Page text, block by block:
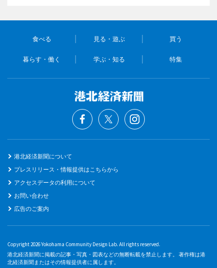
食べる 見る・遊ぶ 買う
暮らす・働く 学ぶ・知る 特集
港北経済新聞について
プレスリリース・情報提供はこちらから
アクセスデータの利用について
お問い合わせ
広告のご案内
Copyright 2026 Yokohama Community Design Lab. All rights reserved.
港北経済新聞に掲載の記事・写真・図表などの無断転載を禁止します。 著作権は港
北経済新聞またはその情報提供者に属します。